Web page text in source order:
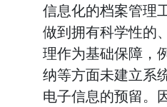
信息化的档案管理
做到拥有科学性的
理作为基础保障，
纳等方面未建立系
电子信息的预留。